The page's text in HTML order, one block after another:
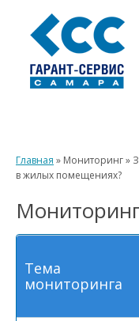
Главная » Мониторинг »
в жилых помещениях?
Тема
мониторинга